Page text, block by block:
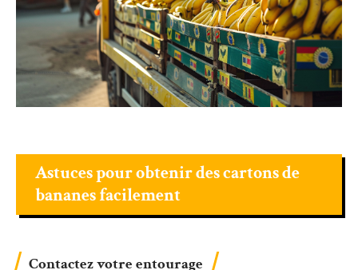
Astuces pour obtenir des cartons de
bananes facilement
Contactez votre entourage